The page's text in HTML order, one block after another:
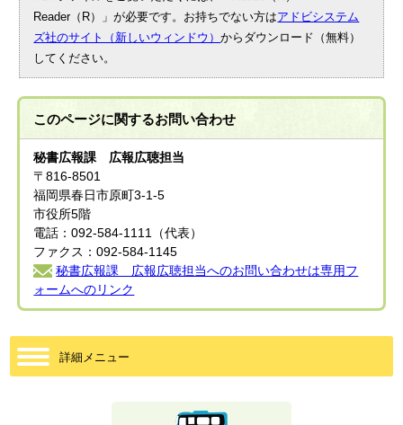
Reader（R）」が必要です。お持ちでない方はアドビシステム
ズ社のサイト（新しいウィンドウ）からダウンロード（無料）
してください。
このページに関するお問い合わせ
秘書広報課 広報広聴担当
〒816-8501
福岡県春日市原町3-1-5
市役所5階
電話：092-584-1111（代表）
ファクス：092-584-1145
秘書広報課 広報広聴担当へのお問い合わせは専用フ
ォームへのリンク
詳細メニュー